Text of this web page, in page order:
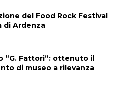
del Food Rock Festival
di Ardenza
“G. Fattori”: ottenuto il
di museo a rilevanza